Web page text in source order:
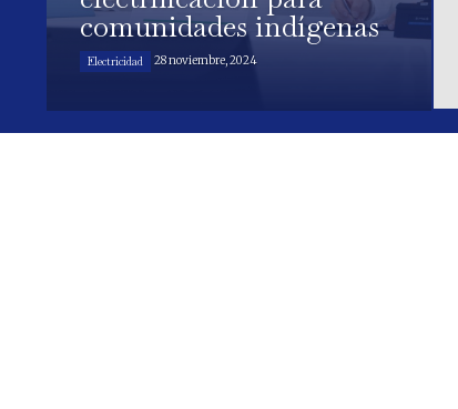
comunidades indígenas
Electricidad 28 noviembre, 2024